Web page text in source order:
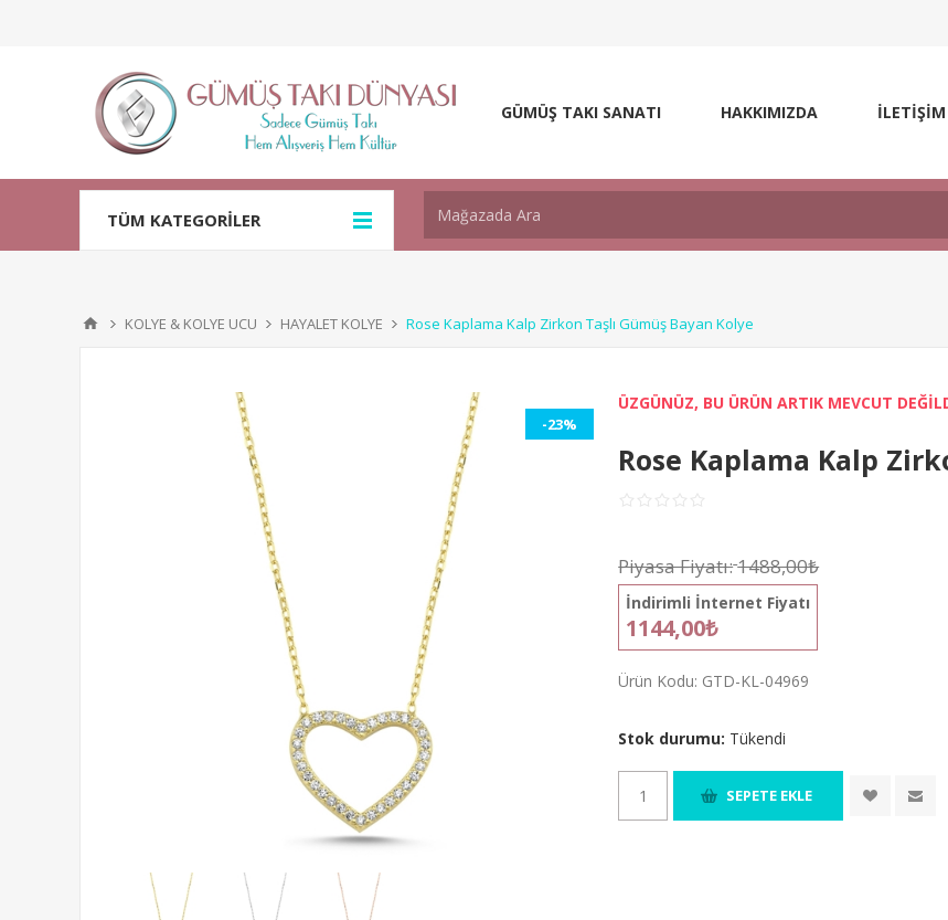
GÜMÜŞ TAKI SANATI HAKKIMIZDA İLETİŞİM
TÜM KATEGORİLER
KOLYE & KOLYE UCU HAYALET KOLYE Rose Kaplama Kalp Zirkon Taşlı Gümüş Bayan Kolye
-23%
ÜZGÜNÜZ, BU ÜRÜN ARTIK MEVCUT
Rose Kaplama Kalp
Piyasa Fiyatı:1488,00₺
İndirimli İnternet Fiyatı
1144,00₺
Ürün Kodu: GTD-KL-04969
Stok durumu: Tükendi